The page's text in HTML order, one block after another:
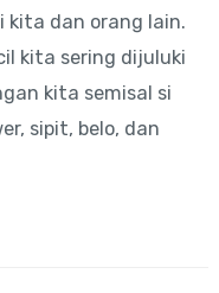
kita dan orang lain.
kita sering dijuluki
kita semisal si
sipit, belo, dan